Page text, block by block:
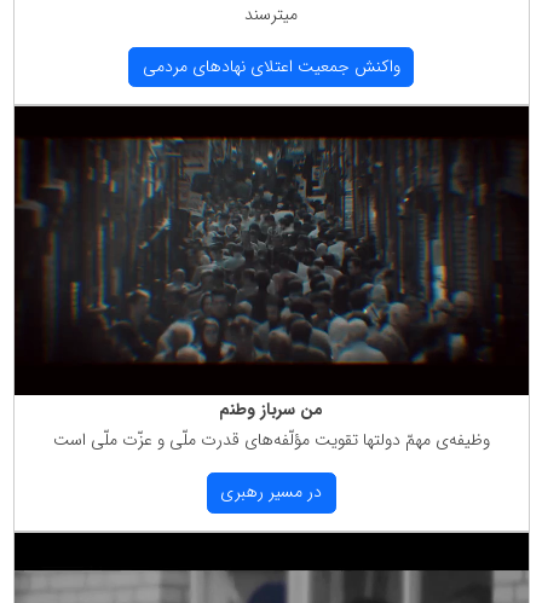
میترسند
واكنش جمعیت اعتلای نهادهای مردمی
من سرباز وطنم
وظیفه‌ی مهمّ دولتها تقویت مؤلّفه‌های قدرت ملّی و عزّت ملّی است
در مسیر رهبری